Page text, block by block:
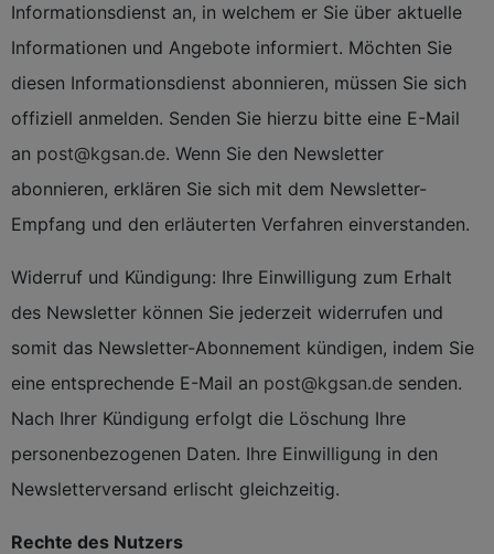
Informationsdienst an, in welchem er Sie über aktuelle
Informationen und Angebote informiert. Möchten Sie
diesen Informationsdienst abonnieren, müssen Sie sich
offiziell anmelden. Senden Sie hierzu bitte eine E-Mail
an post@kgsan.de. Wenn Sie den Newsletter
abonnieren, erklären Sie sich mit dem Newsletter-
Empfang und den erläuterten Verfahren einverstanden.
Widerruf und Kündigung: Ihre Einwilligung zum Erhalt
des Newsletter können Sie jederzeit widerrufen und
somit das Newsletter-Abonnement kündigen, indem Sie
eine entsprechende E-Mail an post@kgsan.de senden.
Nach Ihrer Kündigung erfolgt die Löschung Ihre
personenbezogenen Daten. Ihre Einwilligung in den
Newsletterversand erlischt gleichzeitig.
Rechte des Nutzers